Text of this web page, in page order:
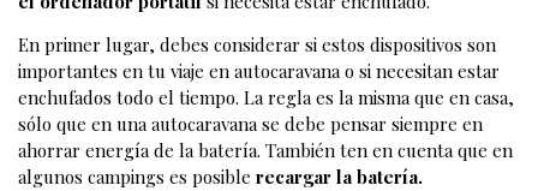
En primer lugar, debes considerar si estos dispositivos son
importantes en tu viaje en autocaravana o si necesitan estar
enchufados todo el tiempo. La regla es la misma que en casa,
sólo que en una autocaravana se debe pensar siempre en
ahorrar energía de la batería. También ten en cuenta que en
algunos campings es posible recargar la batería.